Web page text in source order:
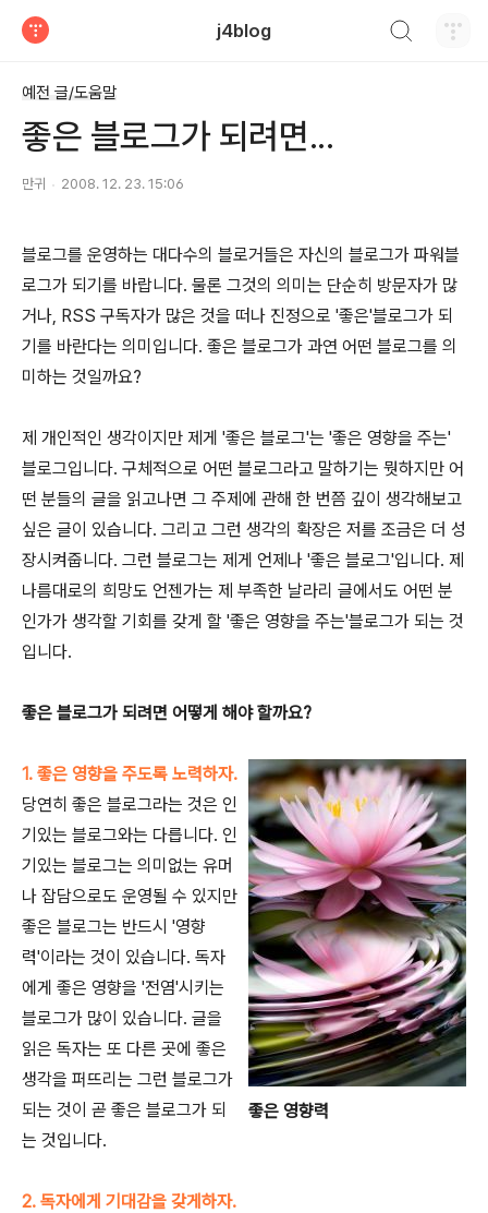
j4blog
예전 글/도움말
좋은 블로그가 되려면...
만귀 2008. 12. 23. 15:06
블로그를 운영하는 대다수의 블로거들은 자신의 블로그가 파워블
로그가 되기를 바랍니다. 물론 그것의 의미는 단순히 방문자가 많
거나, RSS 구독자가 많은 것을 떠나 진정으로 '좋은'블로그가 되
기를 바란다는 의미입니다. 좋은 블로그가 과연 어떤 블로그를 의
미하는 것일까요?
제 개인적인 생각이지만 제게 '좋은 블로그'는 '좋은 영향을 주는'
블로그입니다. 구체적으로 어떤 블로그라고 말하기는 뭣하지만 어
떤 분들의 글을 읽고나면 그 주제에 관해 한 번쯤 깊이 생각해보고
싶은 글이 있습니다. 그리고 그런 생각의 확장은 저를 조금은 더 성
장시켜줍니다. 그런 블로그는 제게 언제나 '좋은 블로그'입니다. 제
나름대로의 희망도 언젠가는 제 부족한 날라리 글에서도 어떤 분
인가가 생각할 기회를 갖게 할 '좋은 영향을 주는'블로그가 되는 것
입니다.
좋은 블로그가 되려면 어떻게 해야 할까요?
좋은 영향력
1. 좋은 영향을 주도록 노력하자.
당연히 좋은 블로그라는 것은 인
기있는 블로그와는 다릅니다. 인
기있는 블로그는 의미없는 유머
나 잡담으로도 운영될 수 있지만
좋은 블로그는 반드시 '영향
력'이라는 것이 있습니다. 독자
에게 좋은 영향을 '전염'시키는
블로그가 많이 있습니다. 글을
읽은 독자는 또 다른 곳에 좋은
생각을 퍼뜨리는 그런 블로그가
되는 것이 곧 좋은 블로그가 되
는 것입니다.
2. 독자에게 기대감을 갖게하자.